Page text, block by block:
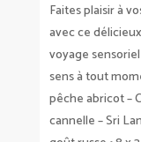
Faites plaisir à
avec ce
voyage
sens à tout
pêche abricot –
cannelle – Sri